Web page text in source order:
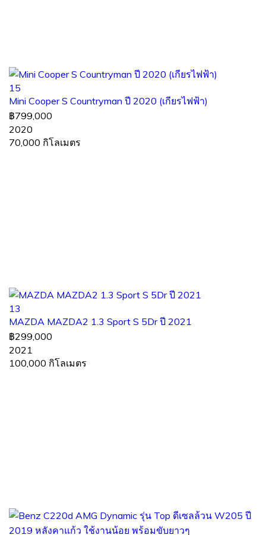
15
Mini Cooper S Countryman ปี 2020 (เกียรไฟฟ้า)
฿799,000
2020
70,000 กิโลเมตร
13
MAZDA MAZDA2 1.3 Sport S 5Dr ปี 2021
฿299,000
2021
100,000 กิโลเมตร